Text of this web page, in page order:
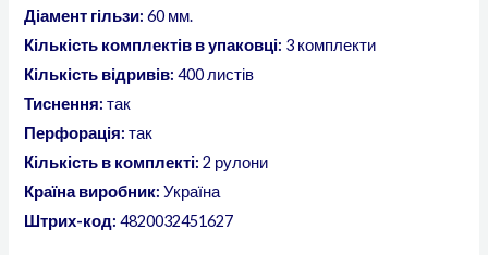
Діамент гільзи: 60 мм.
Кількість комплектів в упаковці: 3 комплекти
Кількість відривів: 400 листів
Тиснення: так
Перфорація: так
Кількість в комплекті: 2 рулони
Країна виробник: Україна
Штрих-код: 4820032451627